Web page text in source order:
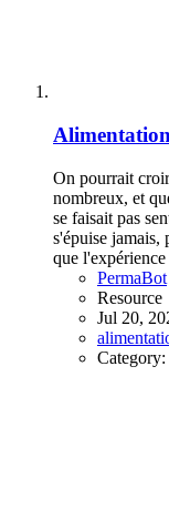
Alimentation
On pourrait
nombreux, et
se faisait pas
s'épuise jamais,
que
PermaBot
Resource
Jul 20,
Category: